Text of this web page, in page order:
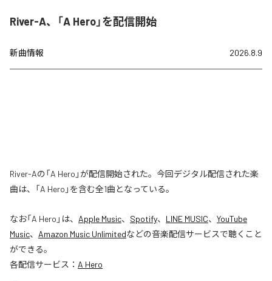
River-A、「A Hero」を配信開始
新曲情報 2026.8.9
River-Aの「A Hero」が配信開始された。今回デジタル配信された楽
曲は、「A Hero」を含む全1曲となっている。
なお「A Hero 」は、 Apple Music、 Spotify、 LINE MUSIC、 YouTube
Music、 Amazon Music Unlimitedなどの音楽配信サービスで聴くこと
ができる。
各配信サービス： A Hero